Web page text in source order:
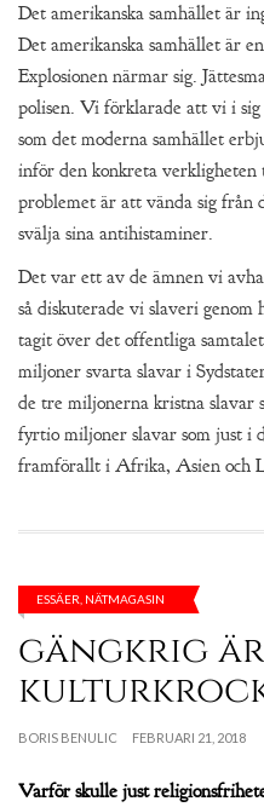
Det amerikanska samhället är
Det amerikanska samhället är
Explosionen närmar sig.
polisen. Vi förklarade att vi i
som det moderna samhället
inför den konkreta verkligheten
problemet är att vända sig från
svälja sina antihistaminer.
Det var ett av de ämnen vi
så diskuterade vi slaveri
tagit över det offentliga
miljoner svarta slavar i
de tre miljonerna kristna slavar
fyrtio miljoner slavar som just i
framförallt i Afrika, Asien och
ESSÄER NÄTMAGASIN
gängkrig är
BORIS BENULIC FEBRUARI 21, 2018
Varför skulle just